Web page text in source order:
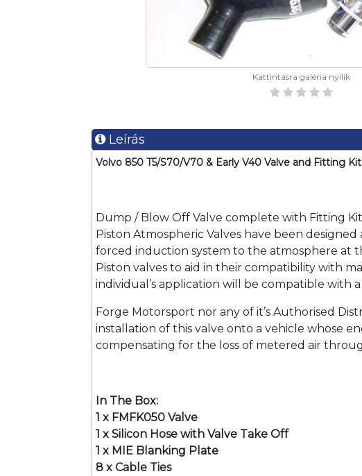
Kattintásra galéria nyílik
Leírás
Volvo 850 T5/S70/V70 & Early V40 Valve and Fitting Kit
Dump / Blow Off Valve complete with Fitting
Piston Atmospheric Valves have been
forced induction system to the atmosphere at
Piston valves to aid in their compatibility with
individual’s application will be compatible with
Forge Motorsport nor any of it’s Authorised
installation of this valve onto a vehicle whose
compensating for the loss of metered air
In The Box:
1 x FMFK050 Valve
1 x Silicon Hose with Valve Take Off
1 x MIE Blanking Plate
8 x Cable Ties